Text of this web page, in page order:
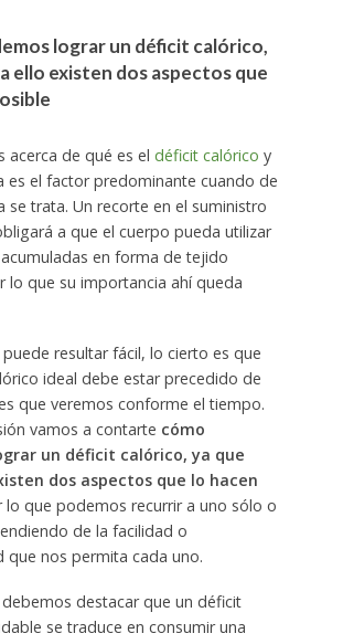
lograr un déficit calórico,
ello existen dos aspectos que
acerca de qué es el déficit calórico y
es el factor predominante cuando de
se trata. Un recorte en el suministro
a que el cuerpo pueda utilizar
en forma de tejido
lo que su importancia ahí queda
resultar fácil, lo cierto es que
ideal debe estar precedido de
que veremos conforme el tiempo.
vamos a contarte cómo
un déficit calórico, ya que
dos aspectos que lo hacen
lo que podemos recurrir a uno sólo o
de la facilidad o
que nos permita cada uno.
destacar que un déficit
se traduce en consumir una